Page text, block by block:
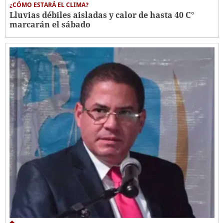
¿CÓMO ESTARÁ EL CLIMA?
Lluvias débiles aisladas y calor de hasta 40 C°
marcarán el sábado